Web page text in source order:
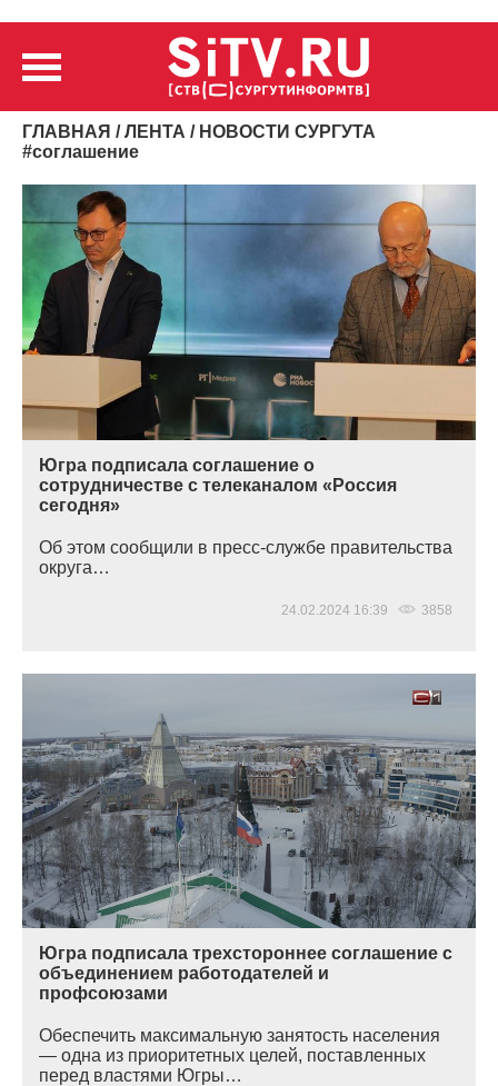
ГЛАВНАЯ /ЛЕНТА / НОВОСТИ СУРГУТА
#соглашение
Югра подписала соглашение о
сотрудничестве с телеканалом «Россия
сегодня»
Об этом сообщили в пресс-службе правительства
округа…
24.02.2024 16:39 3858
Югра подписала трехстороннее соглашение с
объединением работодателей и
профсоюзами
Обеспечить максимальную занятость населения
— одна из приоритетных целей, поставленных
перед властями Югры…